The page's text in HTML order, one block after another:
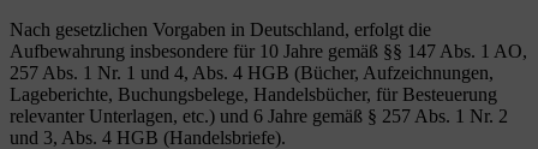
Nach gesetzlichen Vorgaben in Deutschland, erfolgt die
Aufbewahrung insbesondere für 10 Jahre gemäß §§ 147 Abs. 1 AO,
257 Abs. 1 Nr. 1 und 4, Abs. 4 HGB (Bücher, Aufzeichnungen,
Lageberichte, Buchungsbelege, Handelsbücher, für Besteuerung
relevanter Unterlagen, etc.) und 6 Jahre gemäß § 257 Abs. 1 Nr. 2
und 3, Abs. 4 HGB (Handelsbriefe).